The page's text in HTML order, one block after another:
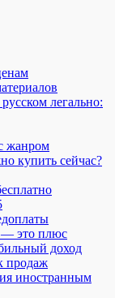
легально:
жанром
купить сейчас?
— это плюс
доход
продаж
иностранным